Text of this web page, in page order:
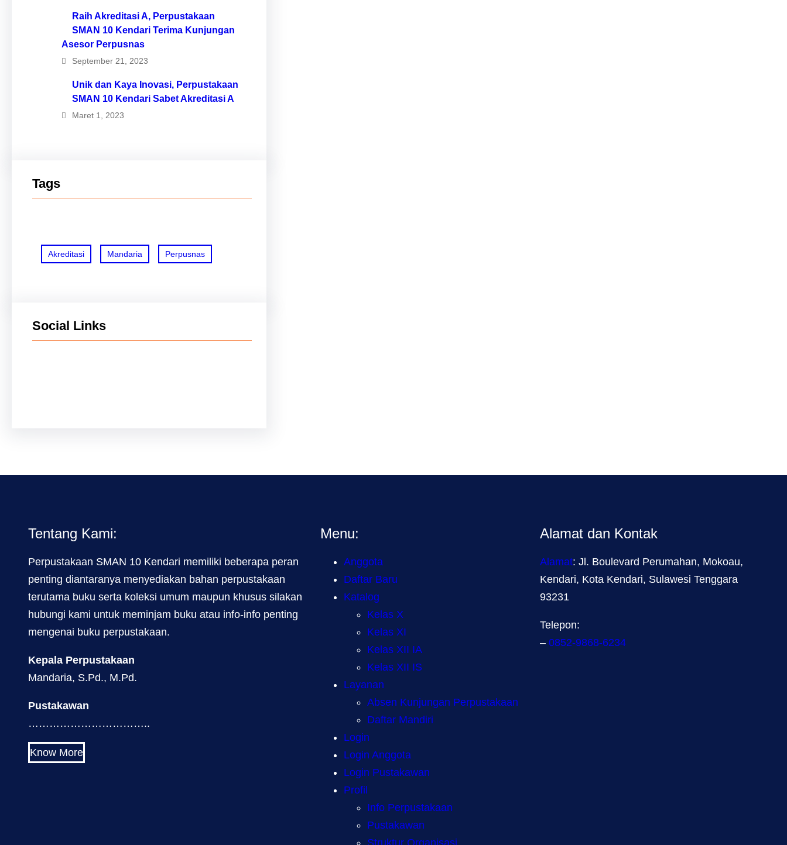
Raih Akreditasi A, Perpustakaan
SMAN 10 Kendari Terima Kunjungan
Asesor Perpusnas
September 21, 2023
Unik dan Kaya Inovasi, Perpustakaan
SMAN 10 Kendari Sabet Akreditasi A
Maret 1, 2023
Tags
Akreditasi Mandaria Perpusnas
Social Links
Tentang Kami:
Perpustakaan SMAN 10 Kendari memiliki beberapa peran
penting diantaranya menyediakan bahan perpustakaan
terutama buku serta koleksi umum maupun khusus silakan
hubungi kami untuk meminjam buku atau info-info penting
mengenai buku perpustakaan.
Kepala Perpustakaan
Mandaria, S.Pd., M.Pd.
Pustakawan
……………………………..
Know More
Menu:
Anggota
Daftar Baru
Katalog
Kelas X
Kelas XI
Kelas XII IA
Kelas XII IS
Layanan
Absen Kunjungan Perpustakaan
Daftar Mandiri
Login
Login Anggota
Login Pustakawan
Profil
Info Perpustakaan
Pustakawan
Alamat dan Kontak
Alamat: Jl. Boulevard Perumahan, Mokoau,
Kendari, Kota Kendari, Sulawesi Tenggara
93231
Telepon:
– 0852-9868-6234